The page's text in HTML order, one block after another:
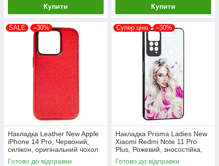
Купити Купити
SALE –30%
Накладка Leather New Apple
iPhone 14 Pro, Червоний,
силікон, оригінальний чохол
Готово до відправки
Супер ціна –30%
Накладка Prisma Ladies New
Xiaomi Redmi Note 11 Pro
Plus, Рожевий, зносостійка,
пилонепроникна
Готово до відправки